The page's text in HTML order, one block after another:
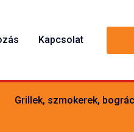
Kapcsolat
Grillek, szmokerek,